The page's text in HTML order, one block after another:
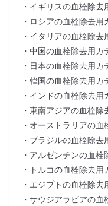
・イギリスの血栓除
・ロシアの血栓除去
・イタリアの血栓除
・中国の血栓除去用
・日本の血栓除去用
・韓国の血栓除去用
・インドの血栓除去
・東南アジアの血栓
・オーストラリアの
・ブラジルの血栓除
・アルゼンチンの血
・トルコの血栓除去
・エジプトの血栓除
・サウジアラビアの